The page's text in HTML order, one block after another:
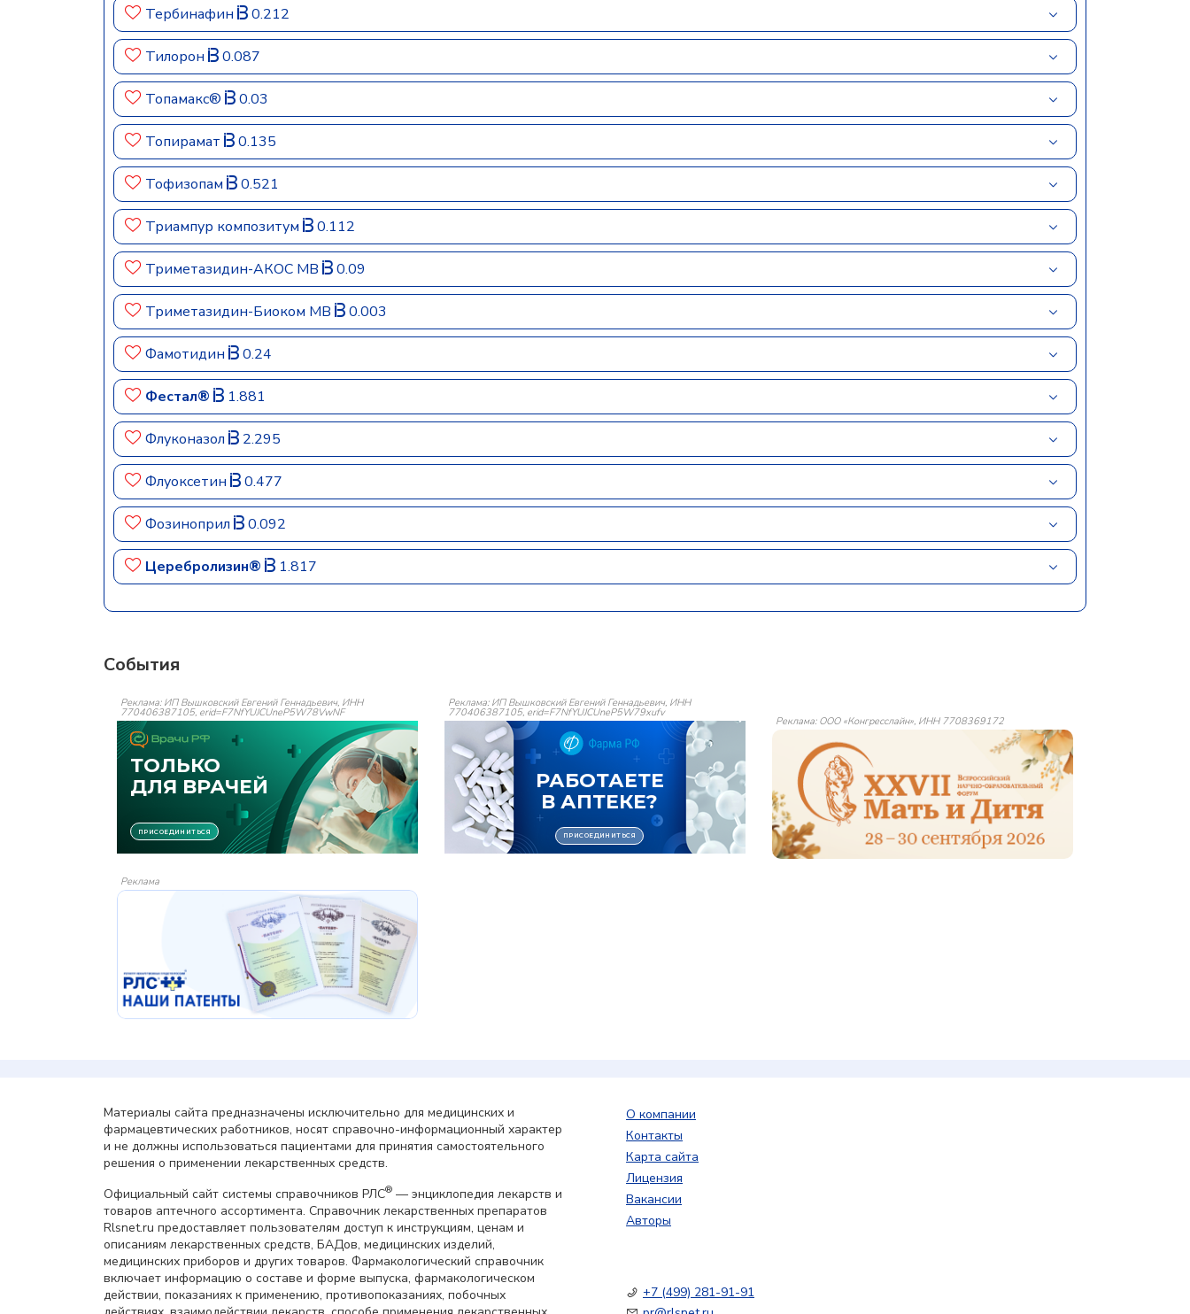
Тербинафин 0.212
Тилорон 0.087
Топамакс® 0.03
Топирамат 0.135
Тофизопам 0.521
Триампур композитум 0.112
Триметазидин-АКОС МВ 0.09
Триметазидин-Биоком МВ 0.003
Фамотидин 0.24
Фестал® 1.881
Флуконазол 2.295
Флуоксетин 0.477
Фозиноприл 0.092
Церебролизин® 1.817
События
Реклама: ИП Вышковский Евгений Геннадьевич, ИНН
770406387105, erid=F7NfYUJCUneP5W78VwNF
Реклама: ИП Вышковский Евгений Геннадьевич, ИНН
770406387105, erid=F7NfYUJCUneP5W79xufv
Реклама: ООО «Конгресслайн», ИНН 7708369172
Реклама
Материалы сайта предназначены исключительно для медицинских и
фармацевтических работников, носят справочно-информационный характер
и не должны использоваться пациентами для принятия самостоятельного
решения о применении лекарственных средств.
Официальный сайт системы справочников РЛС® — энциклопедия лекарств и
товаров аптечного ассортимента. Справочник лекарственных препаратов
Rlsnet.ru предоставляет пользователям доступ к инструкциям, ценам и
описаниям лекарственных средств, БАДов, медицинских изделий,
медицинских приборов и других товаров. Фармакологический справочник
включает информацию о составе и форме выпуска, фармакологическом
действии, показаниях к применению, противопоказаниях, побочных
О компании
Контакты
Карта сайта
Лицензия
Вакансии
Авторы
+7 (499) 281-91-91